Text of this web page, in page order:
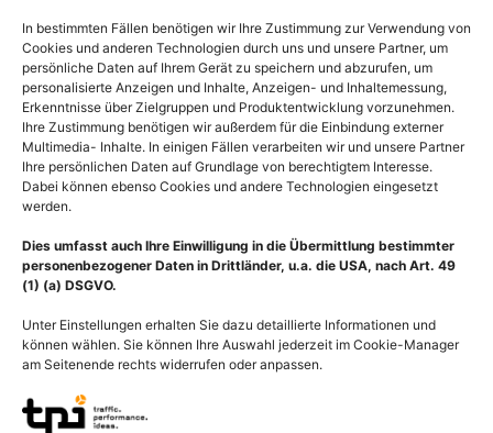
In bestimmten Fällen benötigen wir Ihre Zustimmung zur Verwendung von
Cookies und anderen Technologien durch uns und unsere Partner, um
persönliche Daten auf Ihrem Gerät zu speichern und abzurufen, um
personalisierte Anzeigen und Inhalte, Anzeigen- und Inhaltemessung,
Erkenntnisse über Zielgruppen und Produktentwicklung vorzunehmen.
Ihre Zustimmung benötigen wir außerdem für die Einbindung externer
Multimedia- Inhalte. In einigen Fällen verarbeiten wir und unsere Partner
Ihre persönlichen Daten auf Grundlage von berechtigtem Interesse.
Dabei können ebenso Cookies und andere Technologien eingesetzt
werden.
Dies umfasst auch Ihre Einwilligung in die Übermittlung bestimmter
personenbezogener Daten in Drittländer, u.a. die USA, nach Art. 49
(1) (a) DSGVO.
Unter Einstellungen erhalten Sie dazu detaillierte Informationen und
können wählen. Sie können Ihre Auswahl jederzeit im Cookie-Manager
am Seitenende rechts widerrufen oder anpassen.
Ausführung wählen Ausführung wählen